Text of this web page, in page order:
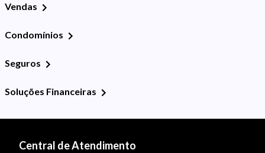
Vendas
Condomínios
Seguros
Soluções Financeiras
Central de Atendimento